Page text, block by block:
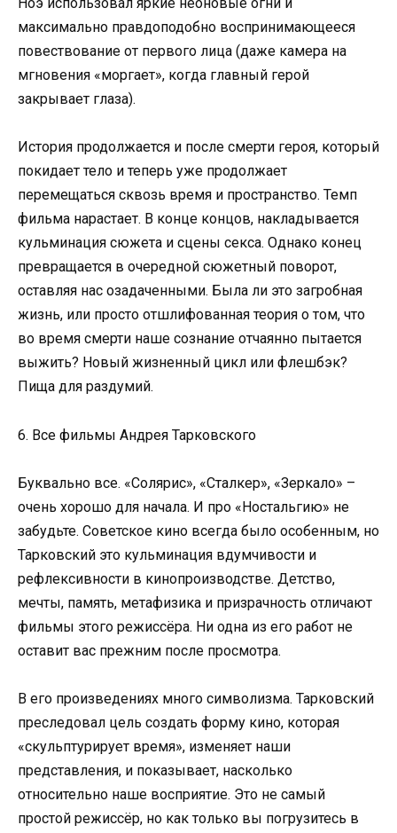
максимально правдоподобно воспринимающееся
повествование от первого лица (даже камера на
мгновения «моргает», когда главный герой
закрывает глаза).
История продолжается и после смерти героя, который
покидает тело и теперь уже продолжает
перемещаться сквозь время и пространство. Темп
фильма нарастает. В конце концов, накладывается
кульминация сюжета и сцены секса. Однако конец
превращается в очередной сюжетный поворот,
оставляя нас озадаченными. Была ли это загробная
жизнь, или просто отшлифованная теория о том, что
во время смерти наше сознание отчаянно пытается
выжить? Новый жизненный цикл или флешбэк?
Пища для раздумий.
6. Все фильмы Андрея Тарковского
Буквально все. «Солярис», «Сталкер», «Зеркало» –
очень хорошо для начала. И про «Ностальгию» не
забудьте. Советское кино всегда было особенным, но
Тарковский это кульминация вдумчивости и
рефлексивности в кинопроизводстве. Детство,
мечты, память, метафизика и призрачность отличают
фильмы этого режиссёра. Ни одна из его работ не
оставит вас прежним после просмотра.
В его произведениях много символизма. Тарковский
преследовал цель создать форму кино, которая
«скульптурирует время», изменяет наши
представления, и показывает, насколько
относительно наше восприятие. Это не самый
простой режиссёр, но как только вы погрузитесь в